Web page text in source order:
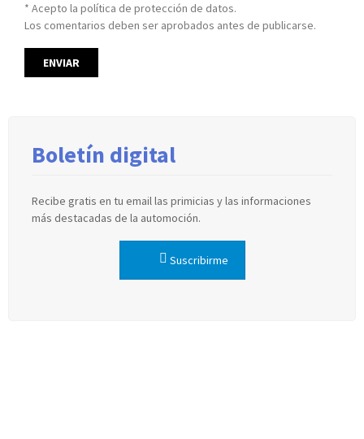
* Acepto la política de protección de datos.
Los comentarios deben ser aprobados antes de publicarse.
Boletín digital
Recibe gratis en tu email las primicias y las informaciones
más destacadas de la automoción.
Suscribirme